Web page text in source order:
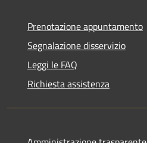
Prenotazione appuntamento
Segnalazione disservizio
Leggi le FAQ
Richiesta assistenza